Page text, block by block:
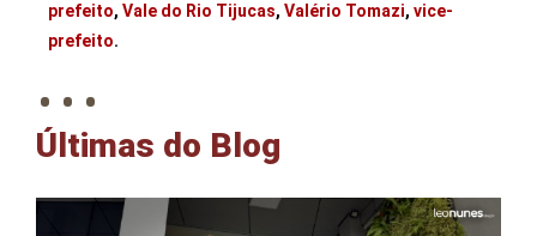
prefeito, Vale do Rio Tijucas, Valério Tomazi, vice-
prefeito.
. . .
Últimas do Blog